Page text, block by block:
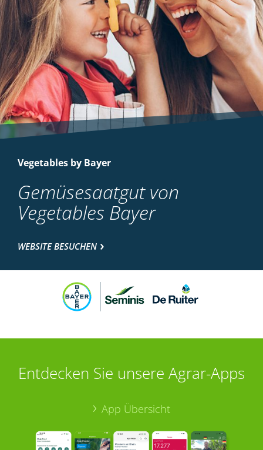
Vegetables by Bayer
Gemüsesaatgut von
Vegetables Bayer
WEBSITE BESUCHEN
Entdecken Sie unsere Agrar-Apps
App Übersicht